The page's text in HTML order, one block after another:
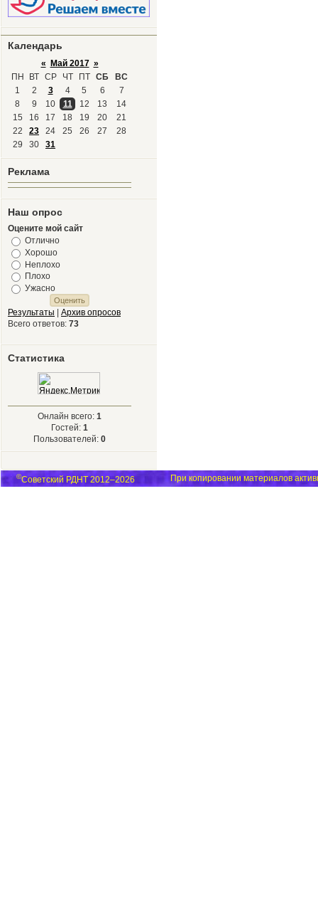
Календарь
« Май 2017 »
ПН
ВТ СР ЧТ ПТ СБ
ВС
1
2 3 4 5 6
7
8
9 10 11 12 13
14
15
16 17 18 19 20
21
22
23 24 25 26 27
28
29
30 31
Реклама
Наш опрос
Оцените мой сайт
Отлично
Хорошо
Неплохо
Плохо
Ужасно
Результаты
Архив опросов
Всего ответов: 73
Статистика
Онлайн всего: 1
Гостей: 1
Пользователей: 0
©Советский РДНТ 2012–2026 При копировании материалов